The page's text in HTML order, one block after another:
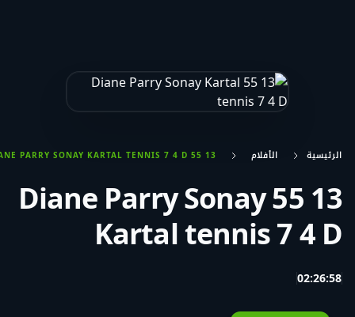
الرئيسية الأفلام 13 55 DIANE PARRY SONAY KARTAL TENNIS 7 4 D
13 55 Diane Parry Sonay
Kartal tennis 7 4 D
02:26:58